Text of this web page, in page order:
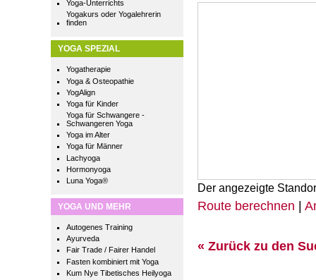
Yoga-Unterrichts
Yogakurs oder Yogalehrerin
finden
YOGA SPEZIAL
Yogatherapie
Yoga & Osteopathie
YogAlign
Yoga für Kinder
Yoga für Schwangere -
Schwangeren Yoga
Yoga im Alter
Yoga für Männer
Lachyoga
Hormonyoga
Luna Yoga®
YOGA UND MEHR
Autogenes Training
Ayurveda
Fair Trade / Fairer Handel
Fasten kombiniert mit Yoga
Kum Nye Tibetisches Heilyoga
Der angezeigte
Route berechnen |
« Zurück zu den